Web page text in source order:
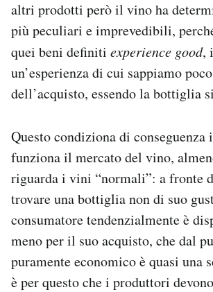
altri prodotti però il vino ha
più peculiari e imprevedibili,
quei beni definiti experience good,
un’esperienza di cui sappiamo
dell’acquisto, essendo la bottiglia
Questo condiziona di
funziona il mercato del vino,
riguarda i vini “normali”: a fronte
trovare una bottiglia non di suo
consumatore tendenzialmente è
meno per il suo acquisto, che dal
puramente economico è quasi una
è per questo che i produttori